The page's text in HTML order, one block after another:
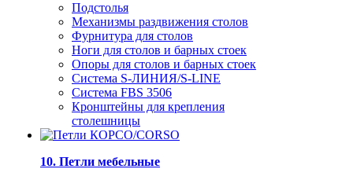
Подстолья
Механизмы раздвижения столов
Фурнитура для столов
Ноги для столов и барных стоек
Опоры для столов и барных стоек
Система S-ЛИНИЯ/S-LINE
Система FBS 3506
Кронштейны для крепления
столешницы
10. Петли мебельные